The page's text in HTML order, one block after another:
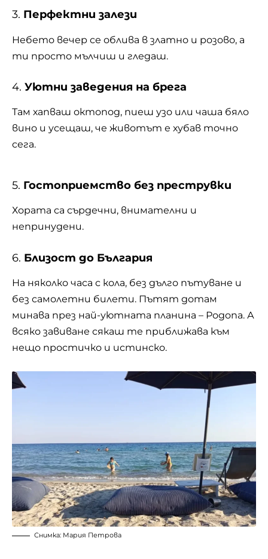
3. Перфектни залези
Небето вечер се облива в златно и розово, а
ти просто мълчиш и гледаш.
4. Уютни заведения на брега
Там хапваш октопод, пиеш узо или чаша бяло
вино и усещаш, че животът е хубав точно
сега.
5. Гостоприемство без преструвки
Хората са сърдечни, внимателни и
непринудени.
6. Близост до България
На няколко часа с кола, без дълго пътуване и
без самолетни билети. Пътят дотам
минава през най-уютната планина – Родопа. А
всяко завиване сякаш те приближава към
нещо простичко и истинско.
Снимка: Мария Петрова